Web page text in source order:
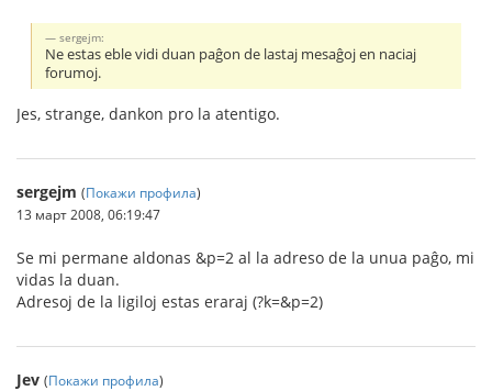
sergejm:
Ne estas eble vidi duan paĝon de lastaj mesaĝoj en naciaj
forumoj.
Jes, strange, dankon pro la atentigo.
sergejm (Покажи профила)
13 март 2008, 06:19:47
Se mi permane aldonas &p=2 al la adreso de la unua paĝo, mi
vidas la duan.
Adresoj de la ligiloj estas eraraj (?k=&p=2)
Jev (Покажи профила)